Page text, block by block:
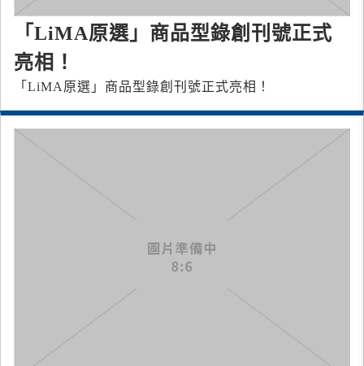
「LiMA原選」商品型錄創刊號正式
亮相！
「LiMA原選」商品型錄創刊號正式亮相！